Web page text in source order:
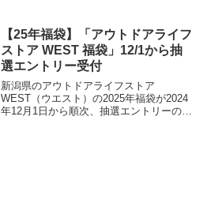
どを一覧化します。詳細をレビューしま
す。
【25年福袋】「アウトドアライフ
ストア WEST 福袋」12/1から抽
選エントリー受付
新潟県のアウトドアライフストア
WEST（ウエスト）の2025年福袋が2024
年12月1日から順次、抽選エントリーの受